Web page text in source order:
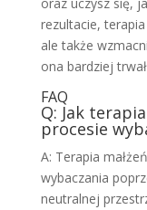
rezultacie,
ale także
ona bardziej
FAQ
Q: Jak
procesie
A: Terapia
wybaczania
neutralnej